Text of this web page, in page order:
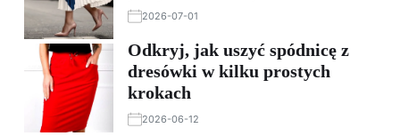
2026-07-01
Odkryj, jak uszyć spódnicę z
dresówki w kilku prostych
krokach
2026-06-12